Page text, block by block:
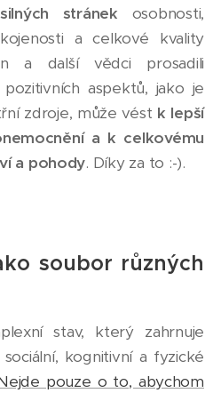
stránek osobnosti,
a celkové kvality
a další vědci prosadili
aspektů, jako je
zdroje, může vést k lepší
a k celkovému
a pohody. Díky za to :-).
soubor různých
stav, který zahrnuje
kognitivní a fyzické
pouze o to, abychom